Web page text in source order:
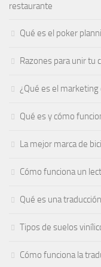
restaurante
Qué es el poker
Razones para unir tu
¿Qué es el marketing
Qué es y cómo
La mejor marca de
Cómo funciona un
Qué es una
Tipos de suelos
Cómo funciona la